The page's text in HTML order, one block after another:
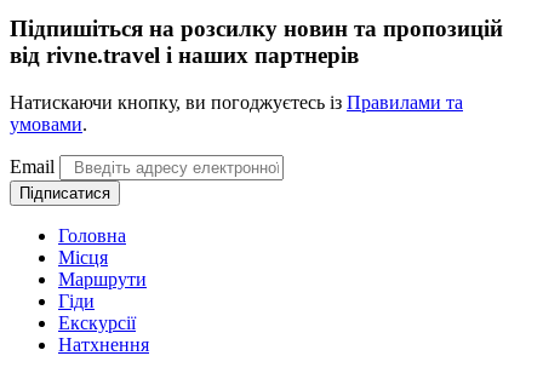
Підпишіться на розсилку новин та пропозицій
від rivne.travel і наших партнерів
Натискаючи кнопку, ви погоджуєтесь із Правилами та
умовами.
Email
Підписатися
Головна
Місця
Маршрути
Гіди
Екскурсії
Натхнення